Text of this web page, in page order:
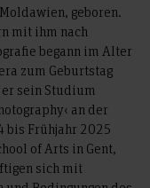
geboren.
mit ihm nach
begann im Alter
zum Geburtstag
sein Studium
an der
bis Frühjahr 2025
of Arts in Gent,
sich mit